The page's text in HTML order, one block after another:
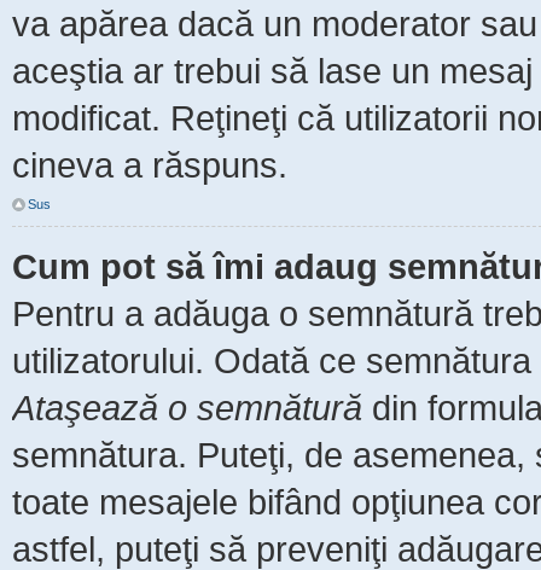
va apărea dacă un moderator
aceştia ar trebui să lase un
modificat. Reţineţi că utilizatorii
cineva a răspuns.
Sus
Cum pot să îmi adaug
Pentru a adăuga o semnătură
utilizatorului. Odată ce
Ataşează o semnătură din
semnătura. Puteţi, de
toate mesajele bifând opţiunea
astfel, puteţi să preveniţi